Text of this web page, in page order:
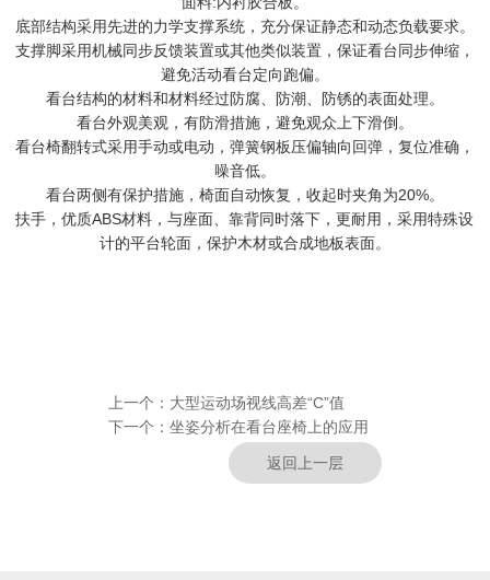
底部结构采用先进的力学支撑系统，充分保证静态和动态负载要求。
支撑脚采用机械同步反馈装置或其他类似装置，保证看台同步伸缩，
避免活动看台定向跑偏。
看台结构的材料和材料经过防腐、防潮、防锈的表面处理。
看台外观美观，有防滑措施，避免观众上下滑倒。
看台椅翻转式采用手动或电动，弹簧钢板压偏轴向回弹，复位准确，
噪音低。
看台两侧有保护措施，椅面自动恢复，收起时夹角为20%。
扶手，优质ABS材料，与座面、靠背同时落下，更耐用，采用特殊设
计的平台轮面，保护木材或合成地板表面。
上一个： 大型运动场视线高差“C”值
下一个： 坐姿分析在看台座椅上的应用
返回上一层